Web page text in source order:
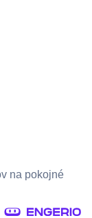
na pokojné